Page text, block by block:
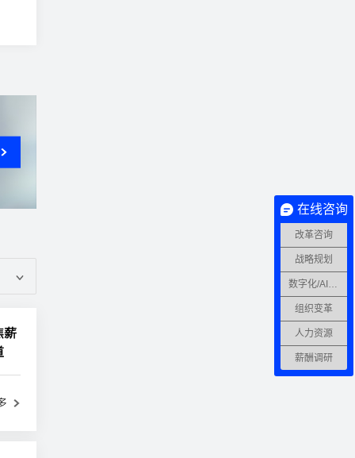
薪
在线咨询
改革咨询
战略规划
数字化/AI转型
组织变革
人力资源
薪酬调研